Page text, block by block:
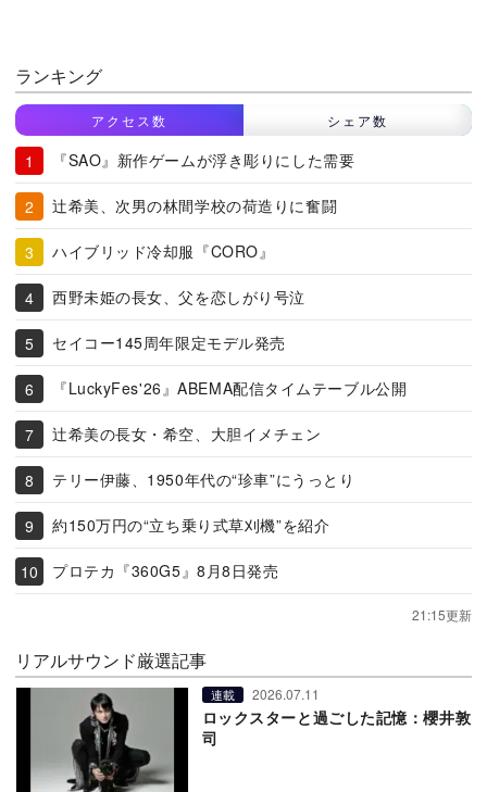
ランキング
アクセス数 シェア数
『SAO』新作ゲームが浮き彫りにした需要
辻希美、次男の林間学校の荷造りに奮闘
ハイブリッド冷却服『CORO』
西野未姫の長女、父を恋しがり号泣
セイコー145周年限定モデル発売
『LuckyFes'26』ABEMA配信タイムテーブル公開
辻希美の長女・希空、大胆イメチェン
テリー伊藤、1950年代の“珍車”にうっとり
約150万円の“立ち乗り式草刈機”を紹介
プロテカ『360G5』8月8日発売
21:15更新
リアルサウンド厳選記事
連載 2026.07.11
ロックスターと過ごした記憶：櫻井敦
司